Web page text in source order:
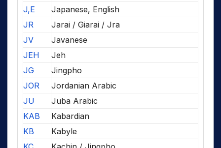
J,E
Japanese, English
JR
Jarai / Giarai / Jra
JV
Javanese
JEH
Jeh
JG
Jingpho
JOR
Jordanian Arabic
JU
Juba Arabic
KAB
Kabardian
KB
Kabyle